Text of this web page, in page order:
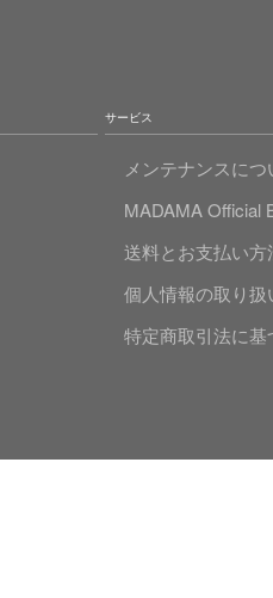
サービス
メンテナンスにつ
MADAMA Official
送料とお支払い方
個人情報の取り扱
特定商取引法に基